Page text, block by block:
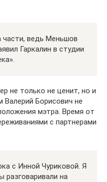
части, ведь Меньшов
Гаркалин в студии
не только не ценит, но и
Валерий Борисович не
мэтра. Время от
с партнерами
с Инной Чуриковой. Я
разговаривали на